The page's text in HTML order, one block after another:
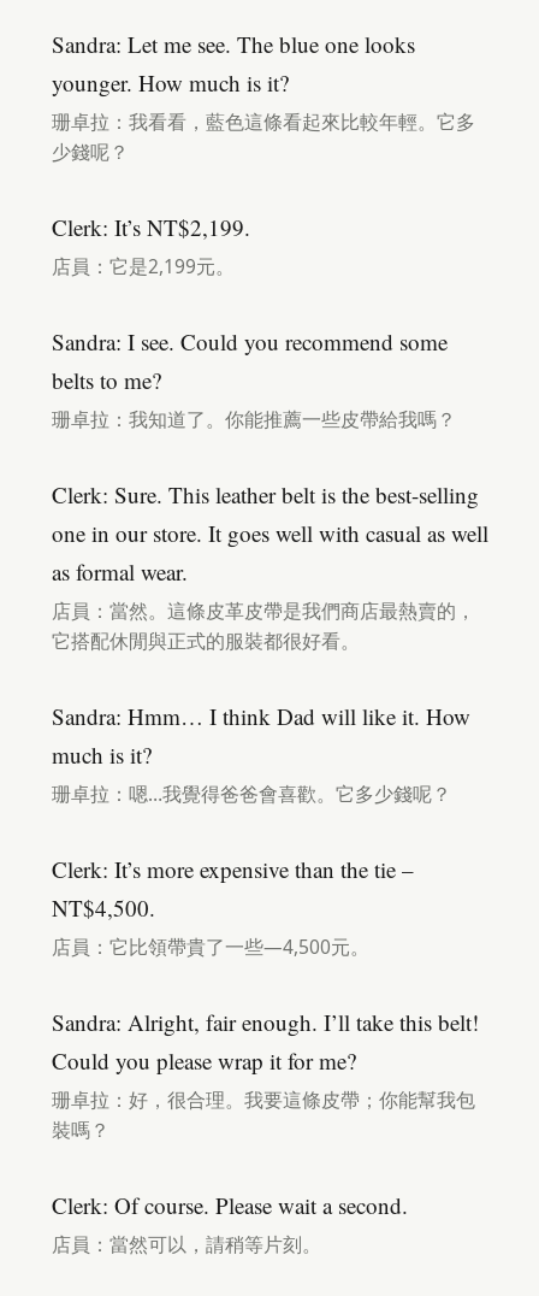
Sandra: Let me see. The blue one looks
younger. How much is it?
珊卓拉：我看看，藍色這條看起來比較年輕。它多
少錢呢？
Clerk: It’s NT$2,199.
店員：它是2,199元。
Sandra: I see. Could you recommend some
belts to me?
珊卓拉：我知道了。你能推薦一些皮帶給我嗎？
Clerk: Sure. This leather belt is the best-selling
one in our store. It goes well with casual as well
as formal wear.
店員：當然。這條皮革皮帶是我們商店最熱賣的，
它搭配休閒與正式的服裝都很好看。
Sandra: Hmm… I think Dad will like it. How
much is it?
珊卓拉：嗯…我覺得爸爸會喜歡。它多少錢呢？
Clerk: It’s more expensive than the tie –
NT$4,500.
店員：它比領帶貴了一些—4,500元。
Sandra: Alright, fair enough. I’ll take this belt!
Could you please wrap it for me?
珊卓拉：好，很合理。我要這條皮帶；你能幫我包
裝嗎？
Clerk: Of course. Please wait a second.
店員：當然可以，請稍等片刻。